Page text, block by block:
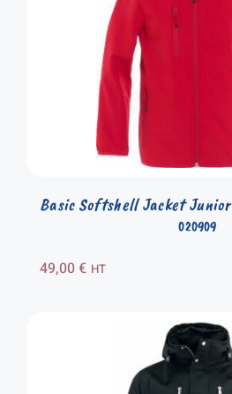
020909
Basic Softshell Jacket Junior
49,00€ HT